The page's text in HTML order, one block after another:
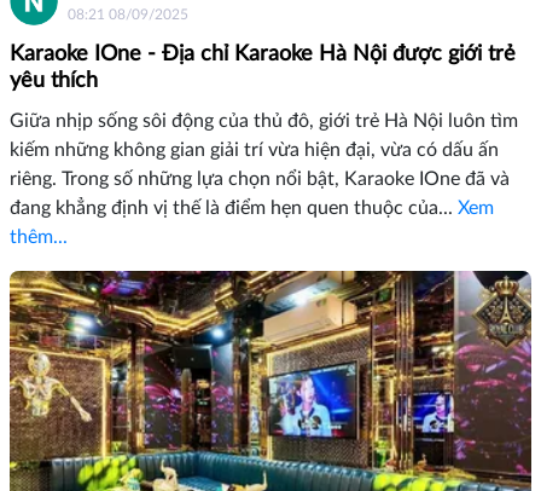
08:21 08/09/2025
Karaoke IOne - Địa chỉ Karaoke Hà Nội được giới trẻ
yêu thích
Giữa nhịp sống sôi động của thủ đô, giới trẻ Hà Nội luôn tìm
kiếm những không gian giải trí vừa hiện đại, vừa có dấu ấn
riêng. Trong số những lựa chọn nổi bật, Karaoke IOne đã và
đang khẳng định vị thế là điểm hẹn quen thuộc của... Xem
thêm...